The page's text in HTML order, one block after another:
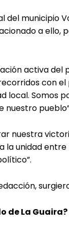
municipio
a ello,
activa del
con
Somos
nuestro
nuestra
la unidad
de La Guaira?